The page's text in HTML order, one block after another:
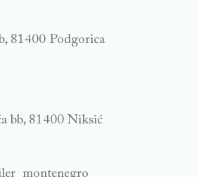
81400 Podgorica
bb, 81400 Niksić